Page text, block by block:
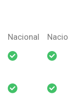
Prótese
Nacional